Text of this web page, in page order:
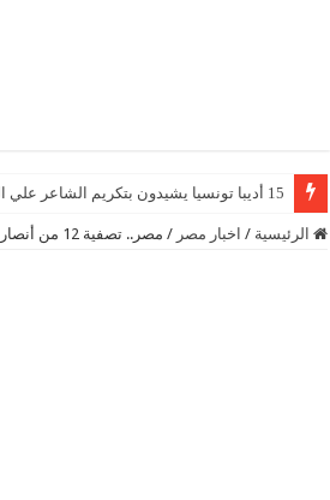
15 أديبا تونسيا يشيدون بتكريم الشاعر علي الدرورة
الرئيسية / اخبار مصر / مصر.. تصفية 12 من أنصار بيت المقدس